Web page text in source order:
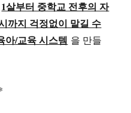
1살부터 중학교 전후의 자
까지 걱정없이 맡길 수
아/교육 시스템 을 만들